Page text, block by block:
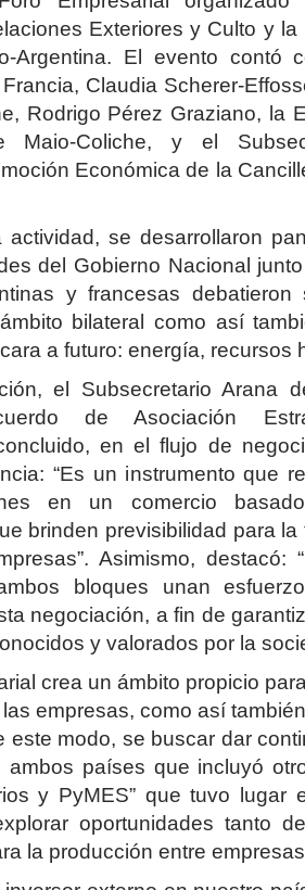
Exteriores y Culto y
Argentina. El evento contó
Claudia Scherer-
Rodrigo Pérez Graziano, la
Maio-Coliche, y el
Económica de la
se desarrollaron
del Gobierno Nacional
y francesas debatieron
bilateral como así
a futuro: energía, recursos
el Subsecretario Arana
de Asociación
en el flujo de
“Es un instrumento que
en un comercio
brinden previsibilidad para
Asimismo, destacó:
bloques unan
negociación, a fin de
y valorados por la
crea un ámbito propicio
empresas, como así
este modo, se buscar dar
ambos países que incluyó
y PyMES” que tuvo
oportunidades tanto
la producción entre